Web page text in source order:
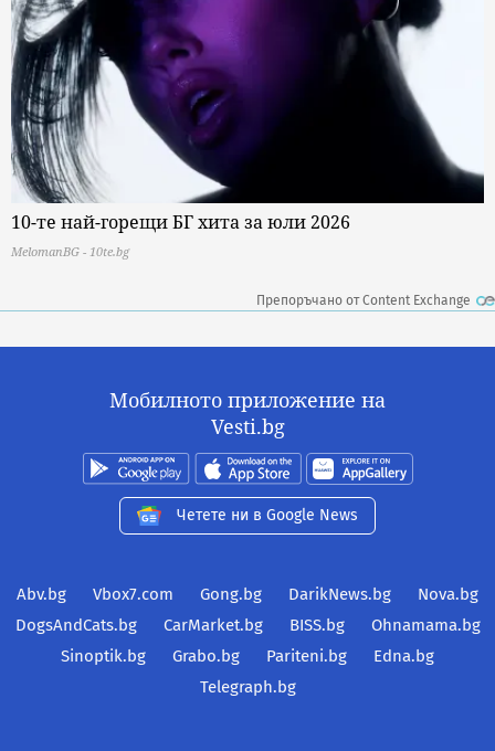
10-те най-горещи БГ хита за юли 2026
MelomanBG - 10te.bg
Препоръчано от Content Exchange
Мобилното приложение на
Vesti.bg
Четете ни в Google News
Abv.bg Vbox7.com Gong.bg DarikNews.bg
Nova.bg
DogsAndCats.bg
CarMarket.bg BISS.bg
Ohnamama.bg
Sinoptik.bg
Grabo.bg Pariteni.bg
Edna.bg
Telegraph.bg